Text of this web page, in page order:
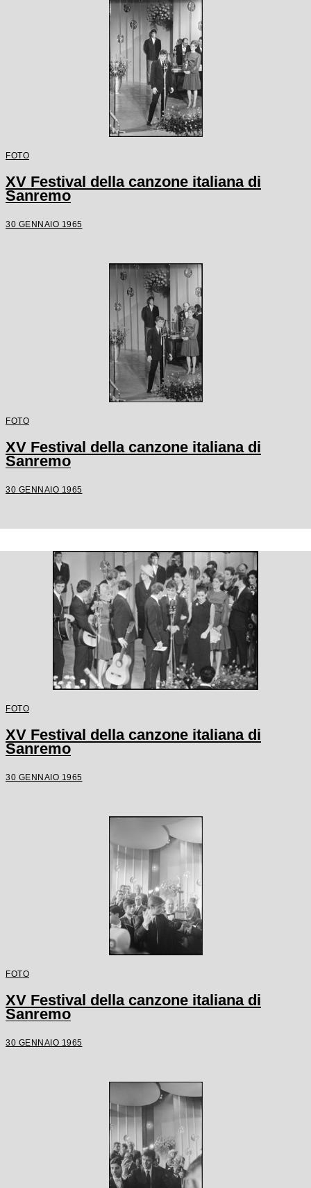
FOTO
XV Festival della canzone italiana di
Sanremo
30 GENNAIO 1965
FOTO
XV Festival della canzone italiana di
Sanremo
30 GENNAIO 1965
FOTO
XV Festival della canzone italiana di
Sanremo
30 GENNAIO 1965
FOTO
XV Festival della canzone italiana di
Sanremo
30 GENNAIO 1965